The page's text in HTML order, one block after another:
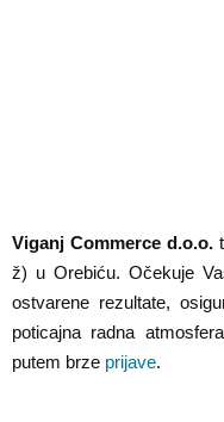
Viganj Commerce d.o.o.
ž) u Orebiću. Očekuje
ostvarene rezultate,
poticajna radna
putem brze prijave.